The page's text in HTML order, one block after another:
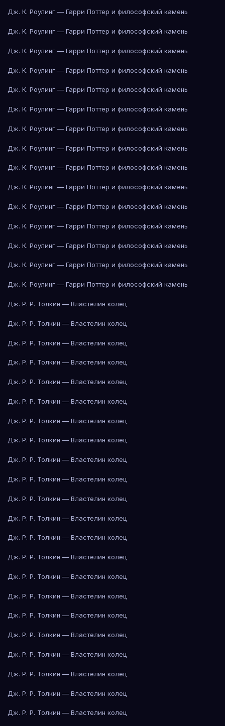
Дж. К. Роулинг — Гарри Поттер и философский камень
Дж. К. Роулинг — Гарри Поттер и философский камень
Дж. К. Роулинг — Гарри Поттер и философский камень
Дж. К. Роулинг — Гарри Поттер и философский камень
Дж. К. Роулинг — Гарри Поттер и философский камень
Дж. К. Роулинг — Гарри Поттер и философский камень
Дж. К. Роулинг — Гарри Поттер и философский камень
Дж. К. Роулинг — Гарри Поттер и философский камень
Дж. К. Роулинг — Гарри Поттер и философский камень
Дж. К. Роулинг — Гарри Поттер и философский камень
Дж. К. Роулинг — Гарри Поттер и философский камень
Дж. К. Роулинг — Гарри Поттер и философский камень
Дж. К. Роулинг — Гарри Поттер и философский камень
Дж. К. Роулинг — Гарри Поттер и философский камень
Дж. К. Роулинг — Гарри Поттер и философский камень
Дж. Р. Р. Толкин — Властелин колец
Дж. Р. Р. Толкин — Властелин колец
Дж. Р. Р. Толкин — Властелин колец
Дж. Р. Р. Толкин — Властелин колец
Дж. Р. Р. Толкин — Властелин колец
Дж. Р. Р. Толкин — Властелин колец
Дж. Р. Р. Толкин — Властелин колец
Дж. Р. Р. Толкин — Властелин колец
Дж. Р. Р. Толкин — Властелин колец
Дж. Р. Р. Толкин — Властелин колец
Дж. Р. Р. Толкин — Властелин колец
Дж. Р. Р. Толкин — Властелин колец
Дж. Р. Р. Толкин — Властелин колец
Дж. Р. Р. Толкин — Властелин колец
Дж. Р. Р. Толкин — Властелин колец
Дж. Р. Р. Толкин — Властелин колец
Дж. Р. Р. Толкин — Властелин колец
Дж. Р. Р. Толкин — Властелин колец
Дж. Р. Р. Толкин — Властелин колец
Дж. Р. Р. Толкин — Властелин колец
Дж. Р. Р. Толкин — Властелин колец
Дж. Р. Р. Толкин — Властелин колец